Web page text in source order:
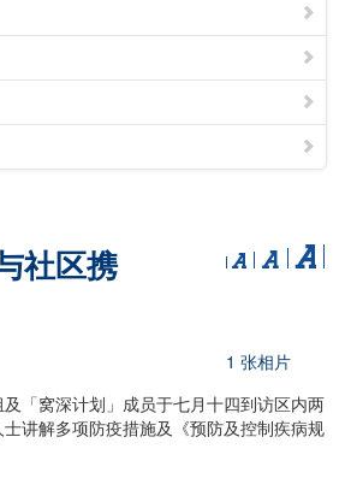
社区携
1 张相片
「窝深计划」成员于七月十四到访区内两
讲解多项防疫措施及《预防及控制疾病规